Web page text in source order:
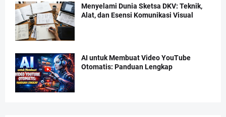
Menyelami Dunia Sketsa DKV: Teknik,
Alat, dan Esensi Komunikasi Visual
AI untuk Membuat Video YouTube
Otomatis: Panduan Lengkap